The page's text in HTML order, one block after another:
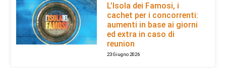
L’Isola dei Famosi, i
cachet per i concorrenti:
aumenti in base ai giorni
ed extra in caso di
reunion
23 Giugno 2026